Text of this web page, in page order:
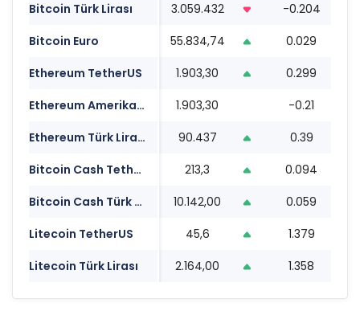
Bitcoin Türk Lirası
3.059.432 -0.204
Bitcoin Euro
55.834,74 0.029
Ethereum TetherUS
1.903,30 0.299
Ethereum Amerikan Doları
1.903,30 -0.21
Ethereum Türk Lirası
90.437 0.39
Bitcoin Cash TetherUS
213,3 0.094
Bitcoin Cash Türk Lirası
10.142,00 0.059
Litecoin TetherUS
45,6 1.379
Litecoin Türk Lirası
2.164,00 1.358